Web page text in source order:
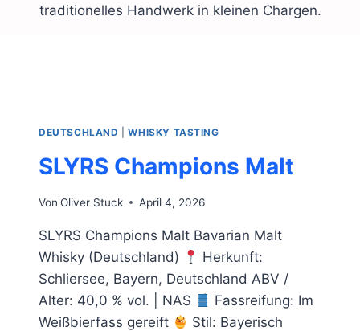
traditionelles Handwerk in kleinen Chargen.
DEUTSCHLAND |WHISKY TASTING
SLYRS Champions Malt
Von Oliver Stuck April 4, 2026
SLYRS Champions Malt Bavarian Malt
Whisky (Deutschland)
Herkunft:
Schliersee, Bayern, Deutschland ABV /
Alter: 40,0 % vol. | NAS
Fassreifung: Im
Weißbierfass gereift
Stil: Bayerisch